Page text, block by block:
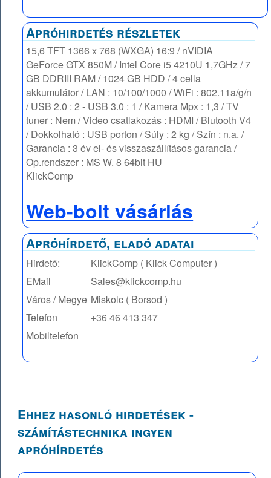
Apróhirdetés részletek
15,6 TFT 1366 x 768 (WXGA) 16:9 / nVIDIA
GeForce GTX 850M / Intel Core i5 4210U 1,7GHz / 7
GB DDRIII RAM / 1024 GB HDD / 4 cella
akkumulátor / LAN : 10/100/1000 / WiFi : 802.11a/g/n
/ USB 2.0 : 2 - USB 3.0 : 1 / Kamera Mpx : 1,3 / TV
tuner : Nem / Video csatlakozás : HDMI / Blutooth V4
/ Dokkolható : USB porton / Súly : 2 kg / Szín : n.a. /
Garancia : 3 év el- és visszaszállításos garancia /
Op.rendszer : MS W. 8 64bit HU
KlickComp
Web-bolt vásárlás
Apróhírdető, eladó adatai
Hirdető:
KlickComp ( Klick Computer )
EMail
Sales@klickcomp.hu
Város / Megye Miskolc ( Borsod )
Telefon
+36 46 413 347
Mobiltelefon
Ehhez hasonló hirdetések -
számítástechnika ingyen
apróhírdetés